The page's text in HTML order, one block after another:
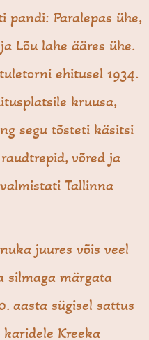
pandi: Paralepas ühe,
Lõu lahe ääres ühe.
ehitusel 1934.
kruusa,
segu tõsteti käsitsi
võred ja
Tallinna
juures võis veel
silmaga märgata
aasta sügisel sattus
Kreeka